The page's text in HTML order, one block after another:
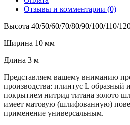
Отзывы и комментарии (0)
Высота 40/50/60/70/80/90/100/110/
Ширина 10 мм
Длина 3 м
Представляем вашему вниманию
производства: плинтус L образный
покрытием нитрид титана золото
имеет матовую (шлифованную)
применение универсальным.